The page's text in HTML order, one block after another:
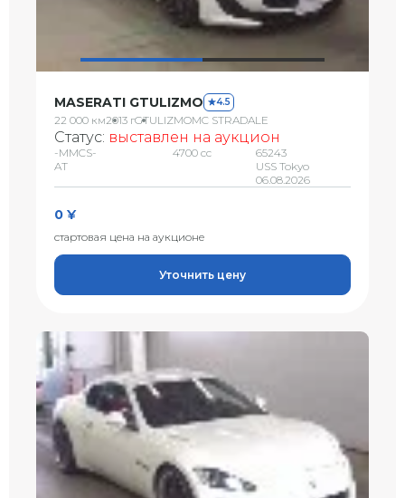
MASERATI GTULIZMO 4.5
22 000 км2013 гGTULIZMOMC STRADALE
Статус: выставлен на аукцион
-MMCS-
AT
4700 сс
65243
USS Tokyo
06.08.2026
0 ¥
стартовая цена на аукционе
Уточнить цену